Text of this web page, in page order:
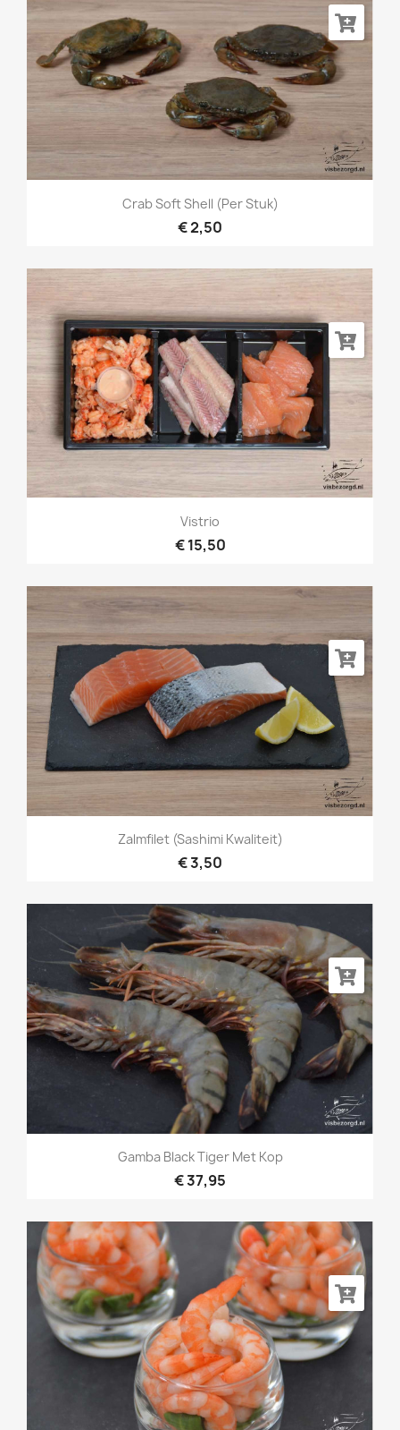
Crab Soft Shell (per Stuk)
€ 2,50
Vistrio
€ 15,50
Zalmfilet (sashimi Kwaliteit)
€ 3,50
Gamba Black Tiger Met Kop
€ 37,95